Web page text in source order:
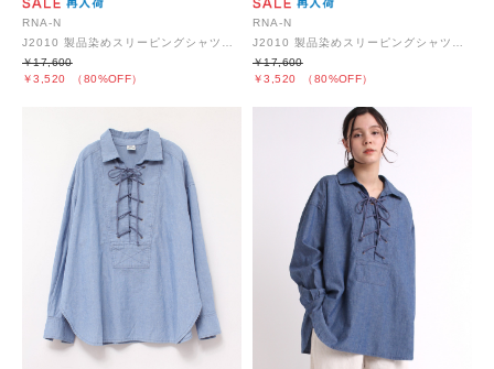
RNA-N
￥3,520 （80%OFF）
￥17,600
RNA-N
￥3,520 （80%OFF）
￥17,600